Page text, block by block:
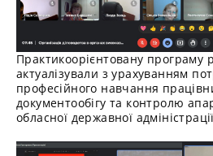
Практикоорієнтовану програму
актуалізували з урахуванням
професійного навчання
документообігу та контролю
обласної державної